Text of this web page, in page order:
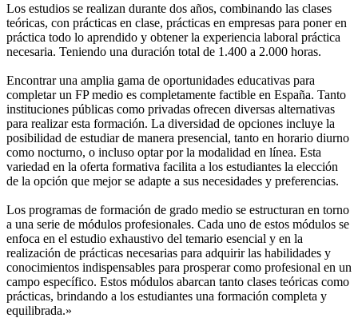
Los estudios se realizan durante dos años, combinando las clases
teóricas, con prácticas en clase, prácticas en empresas para poner en
práctica todo lo aprendido y obtener la experiencia laboral práctica
necesaria. Teniendo una duración total de 1.400 a 2.000 horas.
Encontrar una amplia gama de oportunidades educativas para
completar un FP medio es completamente factible en España. Tanto
instituciones públicas como privadas ofrecen diversas alternativas
para realizar esta formación. La diversidad de opciones incluye la
posibilidad de estudiar de manera presencial, tanto en horario diurno
como nocturno, o incluso optar por la modalidad en línea. Esta
variedad en la oferta formativa facilita a los estudiantes la elección
de la opción que mejor se adapte a sus necesidades y preferencias.
Los programas de formación de grado medio se estructuran en torno
a una serie de módulos profesionales. Cada uno de estos módulos se
enfoca en el estudio exhaustivo del temario esencial y en la
realización de prácticas necesarias para adquirir las habilidades y
conocimientos indispensables para prosperar como profesional en un
campo específico. Estos módulos abarcan tanto clases teóricas como
prácticas, brindando a los estudiantes una formación completa y
equilibrada.»